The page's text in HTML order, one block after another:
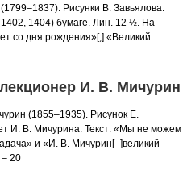
Рисунки В. Завьялова.
1404) бумаге. Лин. 12 ½. На
со дня рождения»[,] «Великий
И. В. Мичурин
(1855–1935). Рисунок Е.
И. В. Мичурина. Текст: «Мы не можем
и «И. В. Мичурин[–]великий
20